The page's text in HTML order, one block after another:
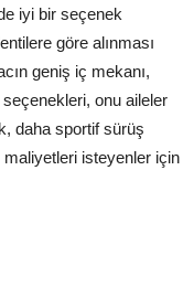
iyi bir seçenek
göre alınması
geniş iç mekanı,
onu aileler
daha sportif sürüş
isteyenler için